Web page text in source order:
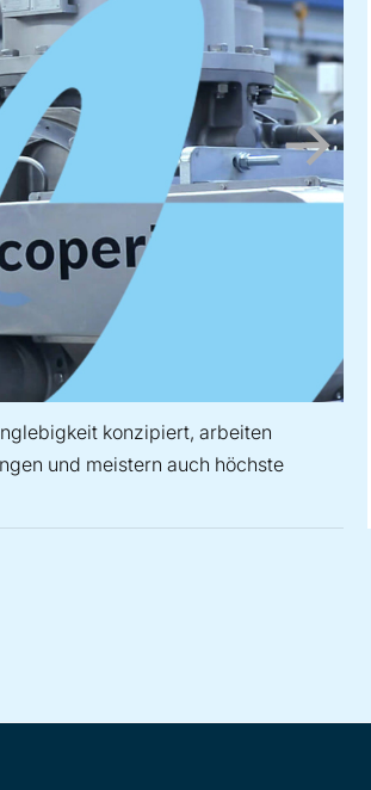
konzipiert, arbeiten
und meistern auch höchste
für maximale Langlebigkeit
stehen für maximale
ist einzigartig. Deshalb